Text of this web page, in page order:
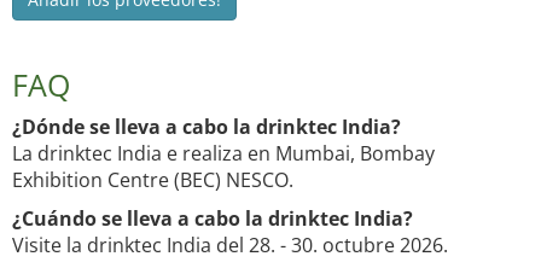
FAQ
¿Dónde se lleva a cabo la drinktec India?
La drinktec India e realiza en Mumbai, Bombay
Exhibition Centre (BEC) NESCO.
¿Cuándo se lleva a cabo la drinktec India?
Visite la drinktec India del 28. - 30. octubre 2026.